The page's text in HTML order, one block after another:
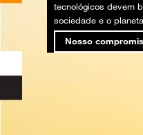
tecnológicos devem
sociedade e o
Nosso